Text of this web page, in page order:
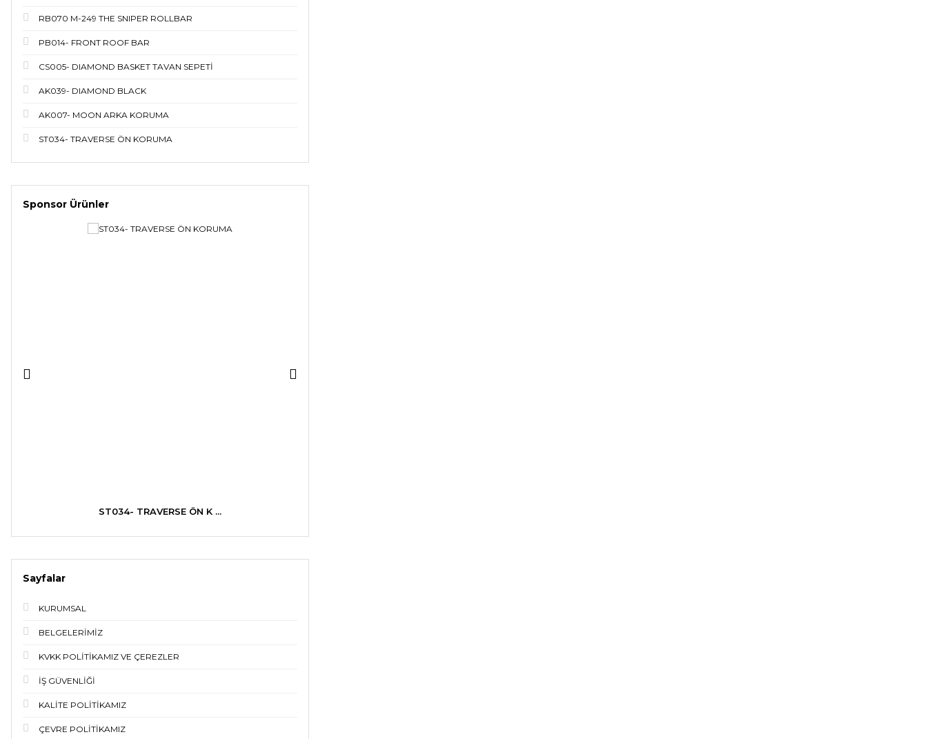
RB070 M-249 THE SNIPER ROLLBAR
PB014- FRONT ROOF BAR
CS005- DIAMOND BASKET TAVAN SEPETİ
AK039- DIAMOND BLACK
AK007- MOON ARKA KORUMA
ST034- TRAVERSE ÖN KORUMA
Sponsor Ürünler
ST034- TRAVERSE ÖN K ...
Sayfalar
KURUMSAL
BELGELERİMİZ
KVKK POLİTİKAMIZ VE ÇEREZLER
İŞ GÜVENLİĞİ
KALİTE POLİTİKAMIZ
ÇEVRE POLİTİKAMIZ